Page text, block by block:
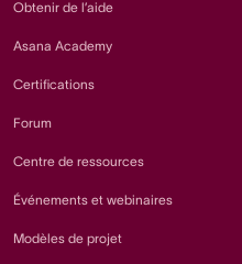
Obtenir de l’aide
Asana Academy
Certifications
Forum
Centre de ressources
Événements et webinaires
Modèles de projet